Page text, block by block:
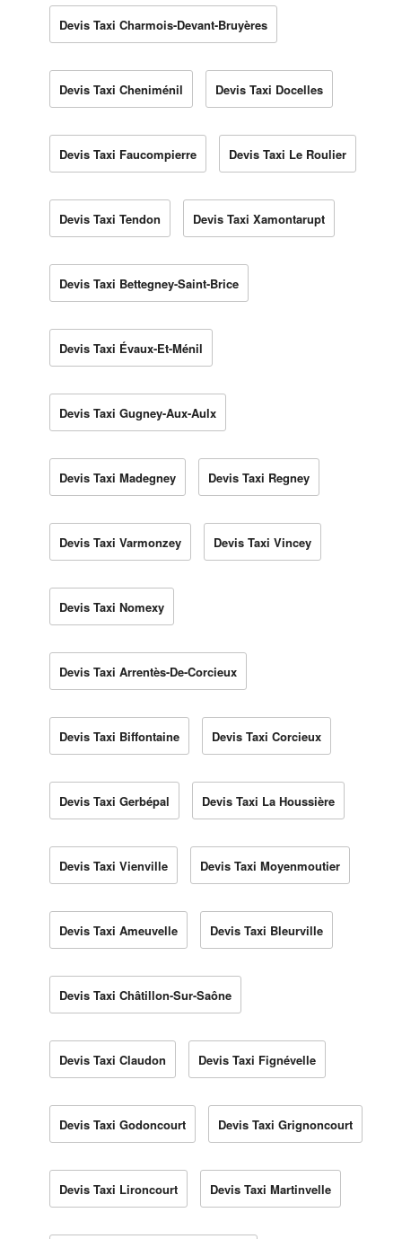
Devis Taxi Charmois-Devant-Bruyères
Devis Taxi Cheniménil Devis Taxi Docelles
Devis Taxi Faucompierre Devis Taxi Le Roulier
Devis Taxi Tendon Devis Taxi Xamontarupt
Devis Taxi Bettegney-Saint-Brice
Devis Taxi Évaux-Et-Ménil
Devis Taxi Gugney-Aux-Aulx
Devis Taxi Madegney Devis Taxi Regney
Devis Taxi Varmonzey Devis Taxi Vincey
Devis Taxi Nomexy
Devis Taxi Arrentès-De-Corcieux
Devis Taxi Biffontaine Devis Taxi Corcieux
Devis Taxi Gerbépal Devis Taxi La Houssière
Devis Taxi Vienville Devis Taxi Moyenmoutier
Devis Taxi Ameuvelle Devis Taxi Bleurville
Devis Taxi Châtillon-Sur-Saône
Devis Taxi Claudon Devis Taxi Fignévelle
Devis Taxi Godoncourt Devis Taxi Grignoncourt
Devis Taxi Lironcourt Devis Taxi Martinvelle